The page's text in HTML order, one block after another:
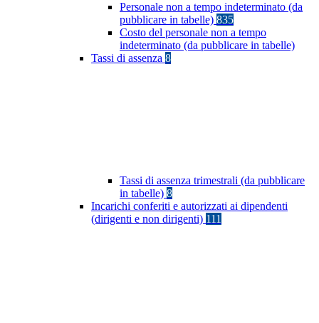
Personale non a tempo indeterminato (da
pubblicare in tabelle) 835
Costo del personale non a tempo
indeterminato (da pubblicare in tabelle)
Tassi di assenza 8
Tassi di assenza trimestrali (da pubblicare
in tabelle) 8
Incarichi conferiti e autorizzati ai dipendenti
(dirigenti e non dirigenti) 111